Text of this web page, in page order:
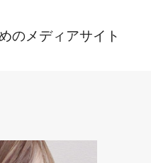
のメディアサイト